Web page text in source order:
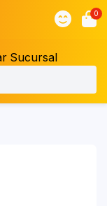
0
Sucursal